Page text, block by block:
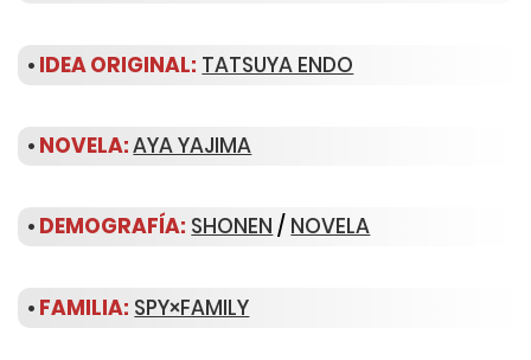
• IDEA ORIGINAL: TATSUYA ENDO
• NOVELA:AYA YAJIMA
• DEMOGRAFÍA: SHONEN / NOVELA
• FAMILIA: SPY×FAMILY